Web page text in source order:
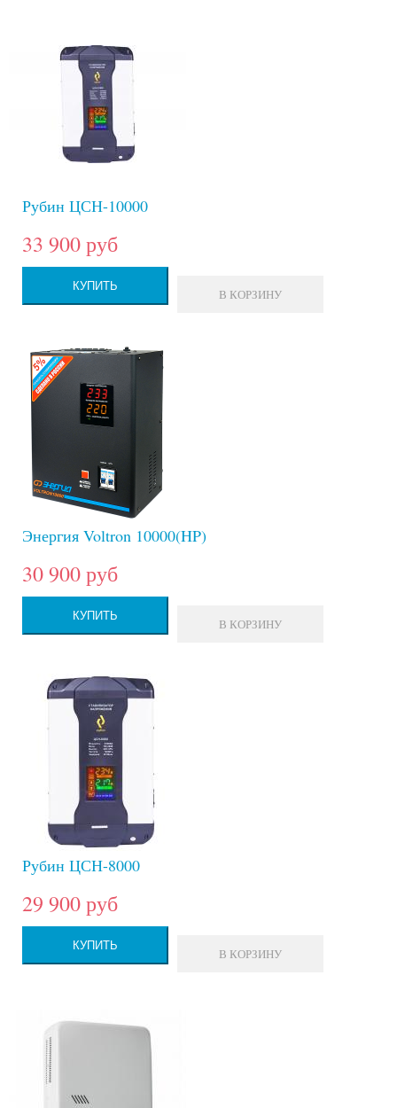
Рубин ЦСН-10000
33 900 руб
КУПИТЬ
В КОРЗИНУ
Энергия Voltron 10000(HP)
30 900 руб
КУПИТЬ
В КОРЗИНУ
Рубин ЦСН-8000
29 900 руб
КУПИТЬ
В КОРЗИНУ